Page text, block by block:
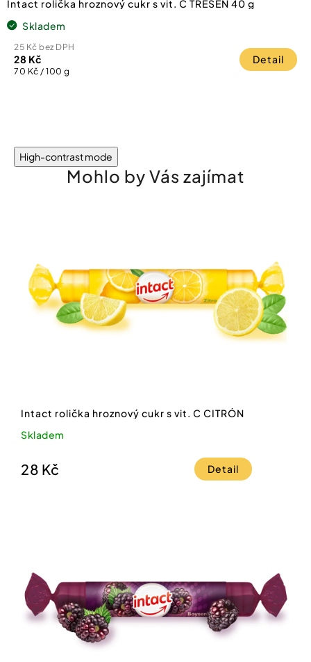
Intact rolička hroznový cukr s vit. C TŘEŠEŇ 40 g
Skladem
25 Kč bez DPH
28 Kč
Měrná
70 Kč / 100 g
Detail
High-contrast mode
Mohlo by Vás zajímat
Intact rolička hroznový cukr s vit. C CITRÓN
Skladem
28 Kč Detail